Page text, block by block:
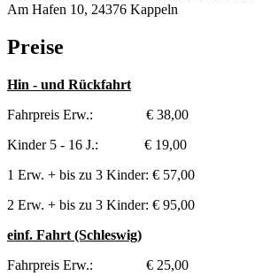
Am Hafen 10, 24376 Kappeln
Preise
Hin - und Rückfahrt
Fahrpreis Erw.: € 38,00
Kinder 5 - 16 J.: € 19,00
1 Erw. + bis zu 3 Kinder: € 57,00
2 Erw. + bis zu 3 Kinder: € 95,00
einf. Fahrt (Schleswig)
Fahrpreis Erw.: € 25,00